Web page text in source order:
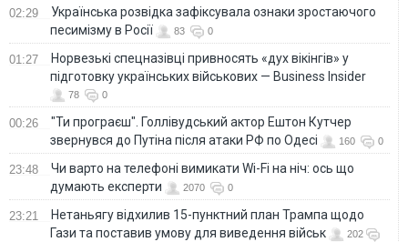
02:29
Українська розвідка зафіксувала ознаки зростаючого
песимізму в Росії
83 0
01:27
Норвезькі спецназівці привносять «дух вікінгів» у
підготовку українських військових — Business Insider
78 0
00:26
"Ти програєш". Голлівудський актор Ештон Кутчер
звернувся до Путіна після атаки РФ по Одесі
160 0
23:48
Чи варто на телефонi вимикати Wi-Fi на ніч: ось що
думають експерти
2070 0
23:21
Нетаньягу відхилив 15-пунктний план Трампа щодо
Гази та поставив умову для виведення військ
202